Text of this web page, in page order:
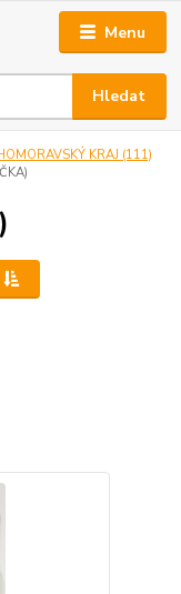
Menu
Hledat
KRAJ (111)